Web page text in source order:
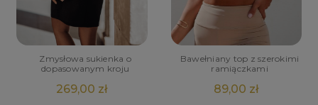
Zmysłowa sukienka o
dopasowanym kroju
269,00 zł
Bawełniany top z szerokimi
ramiączkami
89,00 zł